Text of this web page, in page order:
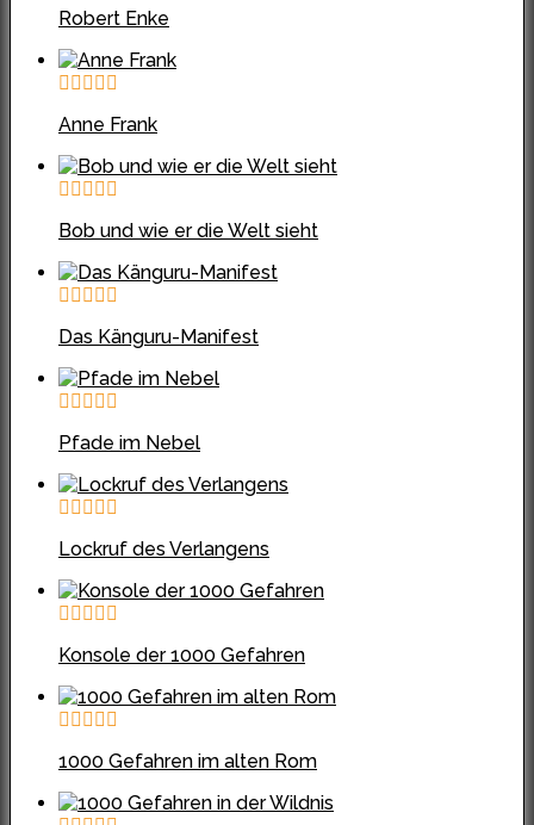
Robert Enke
Anne Frank
Bob und wie er die Welt sieht
Das Känguru-Manifest
Pfade im Nebel
Lockruf des Verlangens
Konsole der 1000 Gefahren
1000 Gefahren im alten Rom